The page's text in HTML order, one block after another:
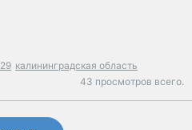
калининградская область
43 просмотров всего.